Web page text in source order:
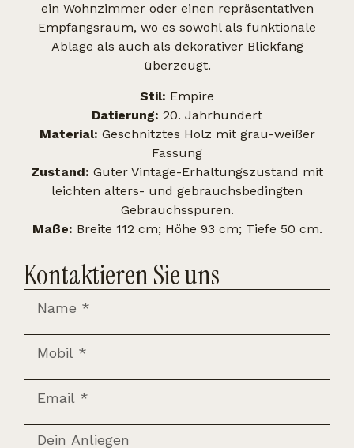
ein Wohnzimmer oder einen repräsentativen
Empfangsraum, wo es sowohl als funktionale
Ablage als auch als dekorativer Blickfang
überzeugt.
Stil: Empire
Datierung: 20. Jahrhundert
Material: Geschnitztes Holz mit grau-weißer
Fassung
Zustand: Guter Vintage-Erhaltungszustand mit
leichten alters- und gebrauchsbedingten
Gebrauchsspuren.
Maße: Breite 112 cm; Höhe 93 cm; Tiefe 50 cm.
Kontaktieren Sie uns